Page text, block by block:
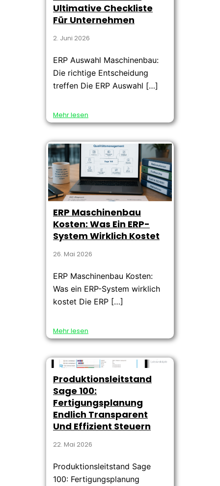
Ultimative Checkliste
Für Unternehmen
2. Juni 2026
ERP Auswahl Maschinenbau:
Die richtige Entscheidung
treffen Die ERP Auswahl […]
Mehr lesen
ERP Maschinenbau
Kosten: Was Ein ERP-
System Wirklich Kostet
26. Mai 2026
ERP Maschinenbau Kosten:
Was ein ERP-System wirklich
kostet Die ERP […]
Mehr lesen
Produktionsleitstand
Sage 100:
Fertigungsplanung
Endlich Transparent
Und Effizient Steuern
22. Mai 2026
Produktionsleitstand Sage
100: Fertigungsplanung